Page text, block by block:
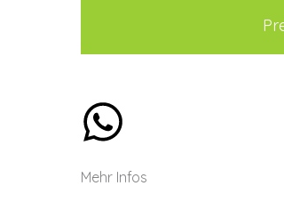
Mehr Infos